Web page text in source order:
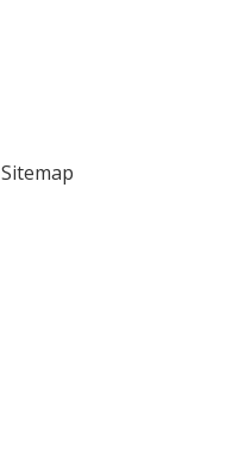
Sitemap